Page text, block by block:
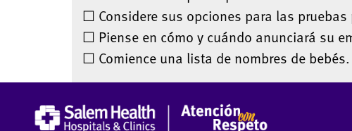
☐ Considere sus opciones para las pruebas
☐ Piense en cómo y cuándo anunciará su
☐ Comience una lista de nombres de bebés.